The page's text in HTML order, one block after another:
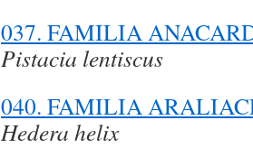
037. FAMILIA
Pistacia lentiscus
040. FAMILIA
Hedera helix